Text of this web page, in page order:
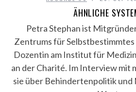
ÄHNLICHE
Petra Stephan ist
Zentrums für Selbstbestimmtes
Dozentin am Institut für
an der Charité. Im Interview mit
sie über Behindertenpolitik und